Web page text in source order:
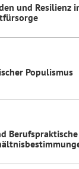
und Resilienz
Populismus